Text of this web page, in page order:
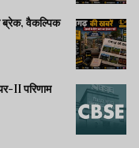
ब्रेक, वैकल्पिक